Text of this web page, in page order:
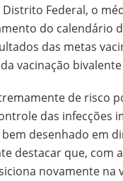
Federal, o
do calendário
das metas
vacinação
de risco
das infecções
desenhado em
destacar que, com
novamente